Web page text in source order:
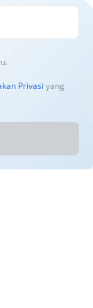
Privasi yang